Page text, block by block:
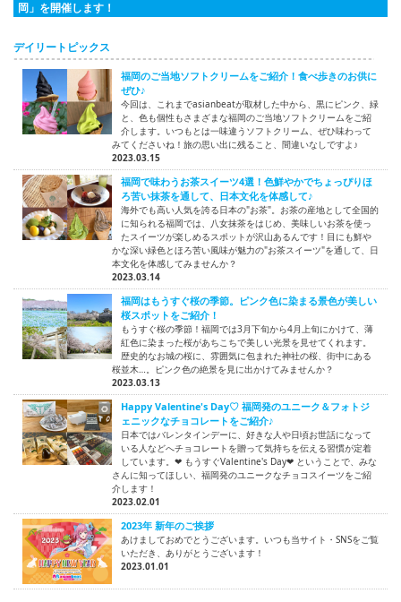
岡」を開催します！
デイリートピックス
福岡のご当地ソフトクリームをご紹介！食べ歩きのお供に
ぜひ♪
今回は、これまでasianbeatが取材した中から、黒にピンク、緑
と、色も個性もさまざまな福岡のご当地ソフトクリームをご紹
介します。いつもとは一味違うソフトクリーム、ぜひ味わって
みてくださいね！旅の思い出に残ること、間違いなしですよ♪
2023.03.15
福岡で味わうお茶スイーツ4選！色鮮やかでちょっぴりほ
ろ苦い抹茶を通して、日本文化を体感して♪
海外でも高い人気を誇る日本の"お茶"。お茶の産地として全国的
に知られる福岡では、八女抹茶をはじめ、美味しいお茶を使っ
たスイーツが楽しめるスポットが沢山あるんです！目にも鮮や
かな深い緑色とほろ苦い風味が魅力の"お茶スイーツ"を通して、日
本文化を体感してみませんか？
2023.03.14
福岡はもうすぐ桜の季節。ピンク色に染まる景色が美しい
桜スポットをご紹介！
もうすぐ桜の季節！福岡では3月下旬から4月上旬にかけて、薄
紅色に染まった桜があちこちで美しい光景を見せてくれます。
歴史的なお城の桜に、雰囲気に包まれた神社の桜、街中にある
桜並木…。ピンク色の絶景を見に出かけてみませんか？
2023.03.13
Happy Valentine's Day♡ 福岡発のユニーク＆フォトジ
ェニックなチョコレートをご紹介♪
日本ではバレンタインデーに、好きな人や日頃お世話になって
いる人などへチョコレートを贈って気持ちを伝える習慣が定着
しています。❤ もうすぐValentine's Day❤ ということで、みな
さんに知ってほしい、福岡発のユニークなチョコスイーツをご紹
介します！
2023.02.01
2023年 新年のご挨拶
あけましておめでとうございます。いつも当サイト・SNSをご覧
いただき、ありがとうございます！
2023.01.01